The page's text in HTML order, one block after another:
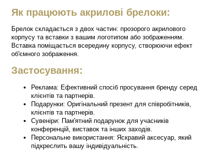
Як працюють акрилові брелоки:
Брелок складається з двох частин: прозорого акрилового
корпусу та вставки з вашим логотипом або зображенням.
Вставка поміщається всередину корпусу, створюючи ефект
об'ємного зображення.
Застосування:
Реклама: Ефективний спосіб просування бренду серед
клієнтів та партнерів.
Подарунки: Оригінальний презент для співробітників,
клієнтів та партнерів.
Сувеніри: Пам'ятний подарунок для учасників
конференцій, виставок та інших заходів.
Персональне використання: Яскравий аксесуар, який
підкреслить вашу індивідуальність.